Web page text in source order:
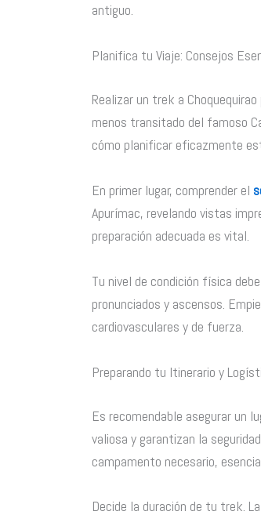
antiguo.
Planifica tu Viaje: Consejos
Realizar un trek a
menos transitado del famoso
cómo planificar eficazmente
En primer lugar, comprender el
Apurímac, revelando vistas
preparación adecuada es vital.
Tu nivel de condición física
pronunciados y ascensos.
cardiovasculares y de fuerza.
Preparando tu Itinerario y
Es recomendable asegurar un
valiosa y garantizan la
campamento necesario,
Decide la duración de tu trek.